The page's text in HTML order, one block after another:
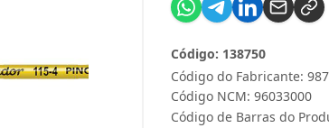
Código do Fabricante:
Código: 138750
Código NCM: 96033000
Código de Barras do